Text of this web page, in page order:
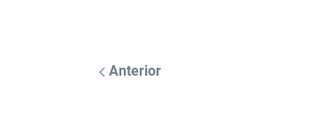
Anterior